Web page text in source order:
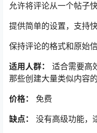
允许将评论从一个帖子
提供简单的设置，支持
保持评论的格式和原始
适用人群：
适合需要高
那些创建大量类似内容
价格：
免费
缺点：
没有高级功能，